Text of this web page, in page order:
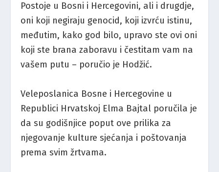
Postoje u Bosni i Hercegovini, ali i drugdje,
oni koji negiraju genocid, koji izvrću istinu,
međutim, kako god bilo, upravo ste ovi oni
koji ste brana zaboravu i čestitam vam na
vašem putu – poručio je Hodžić.
Veleposlanica Bosne i Hercegovine u
Republici Hrvatskoj Elma Bajtal poručila je
da su godišnjice poput ove prilika za
njegovanje kulture sjećanja i poštovanja
prema svim žrtvama.